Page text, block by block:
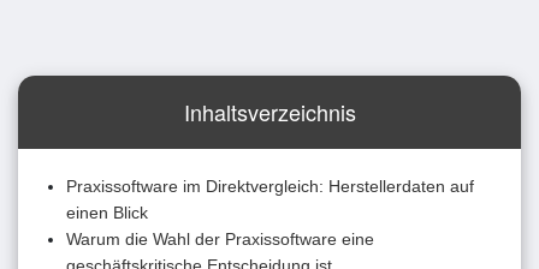
Inhaltsverzeichnis
Praxissoftware im Direktvergleich: Herstellerdaten auf
einen Blick
Warum die Wahl der Praxissoftware eine